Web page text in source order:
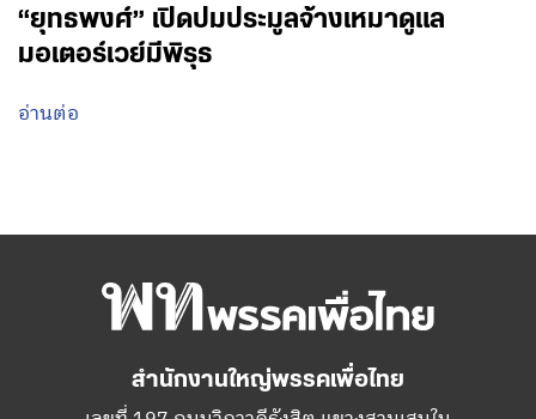
“ยุทธพงศ์” เปิดปมประมูลจ้างเหมาดูแล
มอเตอร์เวย์มีพิรุธ
อ่านต่อ
สำนักงานใหญ่พรรคเพื่อไทย